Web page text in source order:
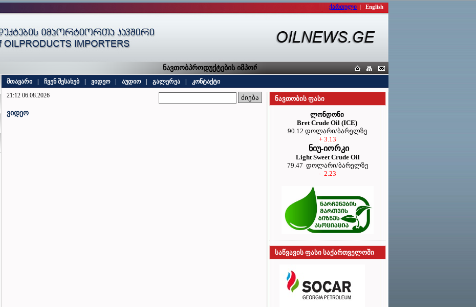
ქართული | English
ნავთობპროდუქტების იმპორტიორთა კავშირი
მთავარი ჩვენ შესახებ ვიდეო აუდიო გალერეა
კონტაქტი
21:12 06.08.2026
ვიდეო
ნავთობის ფასი
ლონდონი
Bret Crude Oil (ICE)
90.12 დოლარი/ბარელზე
+ 3.13
ნიუ-იორკი
Light Sweet Crude Oil
79.47 დოლარი/ბარელზე
- 2.23
საწვავის ფასი საქართველოში